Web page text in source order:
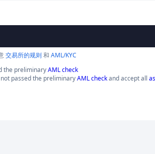
交易所的规则和 AML/KYC
the preliminaryAML check
passed the preliminaryAML checkand accept all